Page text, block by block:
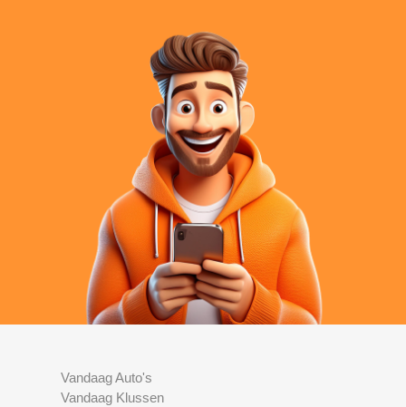
Vandaag Auto's
Vandaag Klussen